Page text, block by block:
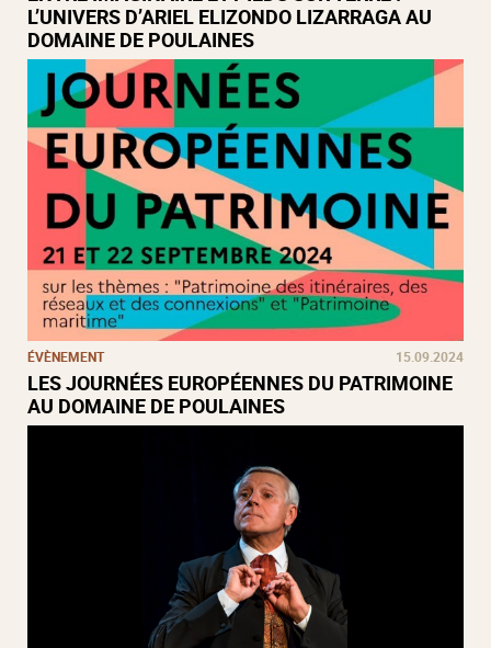
L’UNIVERS D’ARIEL ELIZONDO LIZARRAGA AU
DOMAINE DE POULAINES
ÉVÈNEMENT 15.09.2024
LES JOURNÉES EUROPÉENNES DU PATRIMOINE
AU DOMAINE DE POULAINES